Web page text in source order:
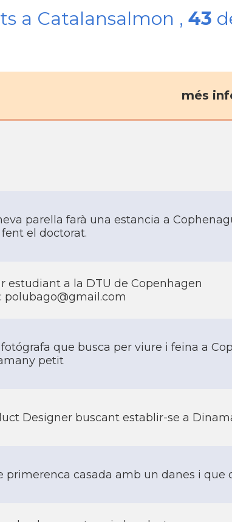
a Catalansalmon , 43
més
parella farà una estancia a
el doctorat.
estudiant a la DTU de Copenhagen
polubago@gmail.com
que busca per viure i feina a
petit
Designer buscant establir-se a
primerenca casada amb un danes i que